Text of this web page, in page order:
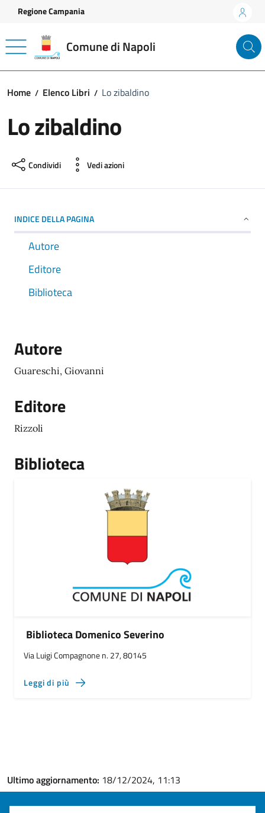
Vai ai contenuti
Vai al footer
Regione Campania
Comune di Napoli
Home Elenco Libri Lo zibaldino
Lo zibaldino
Condividi Vedi azioni
INDICE DELLA PAGINA
Autore
Editore
Biblioteca
Autore
Guareschi, Giovanni
Editore
Rizzoli
Biblioteca
Biblioteca Domenico Severino
Via Luigi Compagnone n. 27, 80145
Leggi di più
Ultimo aggiornamento: 18/12/2024, 11:13